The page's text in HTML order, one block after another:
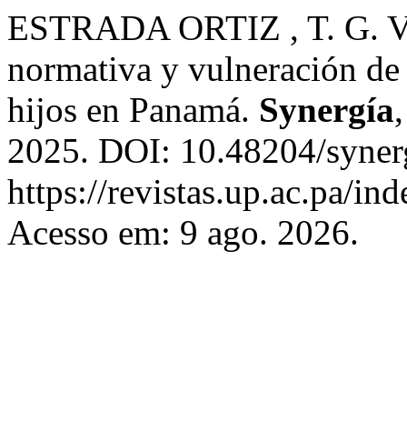
ESTRADA ORTIZ , T. G.
normativa y vulneración de
hijos en Panamá. Synergía
2025. DOI: 10.48204/
https://revistas.up.ac.pa/
Acesso em: 9 ago. 2026.